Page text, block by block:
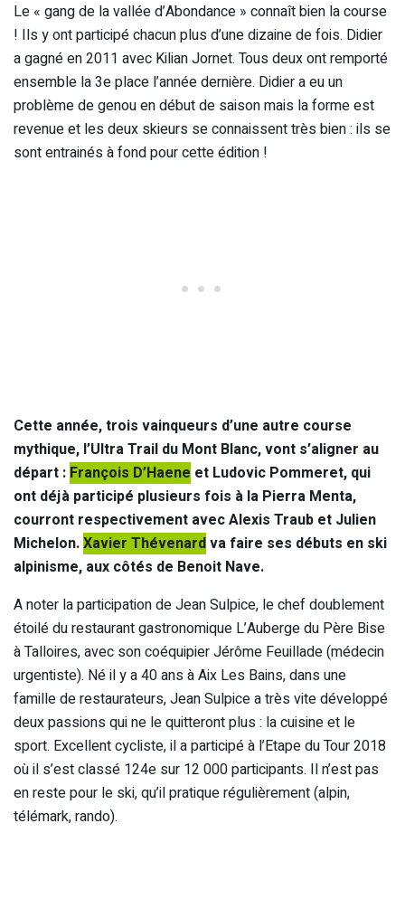
Le « gang de la vallée d’Abondance » connaît bien la course
! Ils y ont participé chacun plus d’une dizaine de fois. Didier
a gagné en 2011 avec Kilian Jornet. Tous deux ont remporté
ensemble la 3e place l’année dernière. Didier a eu un
problème de genou en début de saison mais la forme est
revenue et les deux skieurs se connaissent très bien : ils se
sont entrainés à fond pour cette édition !
Cette année, trois vainqueurs d’une autre course
mythique, l’Ultra Trail du Mont Blanc, vont s’aligner au
départ : François D’Haene et Ludovic Pommeret, qui
ont déjà participé plusieurs fois à la Pierra Menta,
courront respectivement avec Alexis Traub et Julien
Michelon.Xavier Thévenardva faire ses débuts en ski
alpinisme, aux côtés de Benoit Nave.
A noter la participation de Jean Sulpice, le chef doublement
étoilé du restaurant gastronomique L’Auberge du Père Bise
à Talloires, avec son coéquipier Jérôme Feuillade (médecin
urgentiste). Né il y a 40 ans à Aix Les Bains, dans une
famille de restaurateurs, Jean Sulpice a très vite développé
deux passions qui ne le quitteront plus : la cuisine et le
sport. Excellent cycliste, il a participé à l’Etape du Tour 2018
où il s’est classé 124e sur 12 000 participants. Il n’est pas
en reste pour le ski, qu’il pratique régulièrement (alpin,
télémark, rando).